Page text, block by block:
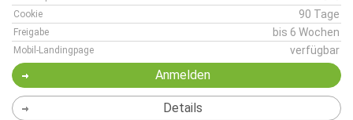
Cookie 90 Tage
Freigabe bis 6 Wochen
Mobil-Landingpage verfügbar
Anmelden
Details